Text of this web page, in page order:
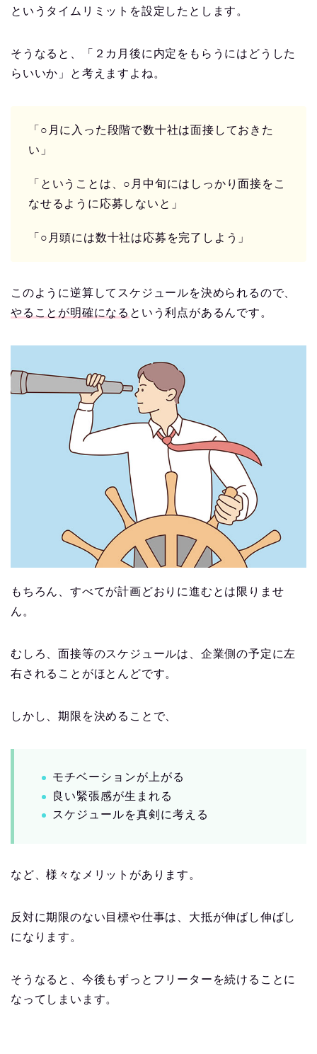
というタイムリミットを設定したとします。
そうなると、「２カ月後に内定をもらうにはどうした
らいいか」と考えますよね。
「○月に入った段階で数十社は面接しておきた
い」
「ということは、○月中旬にはしっかり面接をこ
なせるように応募しないと」
「○月頭には数十社は応募を完了しよう」
このように逆算してスケジュールを決められるので、
やることが明確になる という利点があるんです。
もちろん、すべてが計画どおりに進むとは限りませ
ん。
むしろ、面接等のスケジュールは、企業側の予定に左
右されることがほとんどです。
しかし、期限を決めることで、
モチベーションが上がる
良い緊張感が生まれる
スケジュールを真剣に考える
など、様々なメリットがあります。
反対に期限のない目標や仕事は、大抵が伸ばし伸ばし
になります。
そうなると、今後もずっとフリーターを続けることに
なってしまいます。